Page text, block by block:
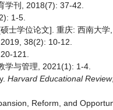
学刊, 2018(7): 37-42.
1-5.
士学位论文]. 重庆: 西南大学,
38(2): 10-12.
121.
学与管理, 2021(1): 1-4.
Harvard Educational Review
Reform, and